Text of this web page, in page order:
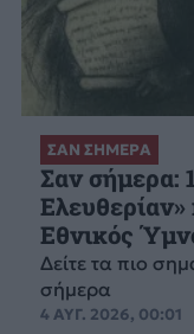
ΣΑΝ ΣΗΜΕΡΑ
Σαν σήμερα:
Εθνικός
Δείτε τα πιο
σήμερα
4 ΑΥΓ. 2026, 00:01